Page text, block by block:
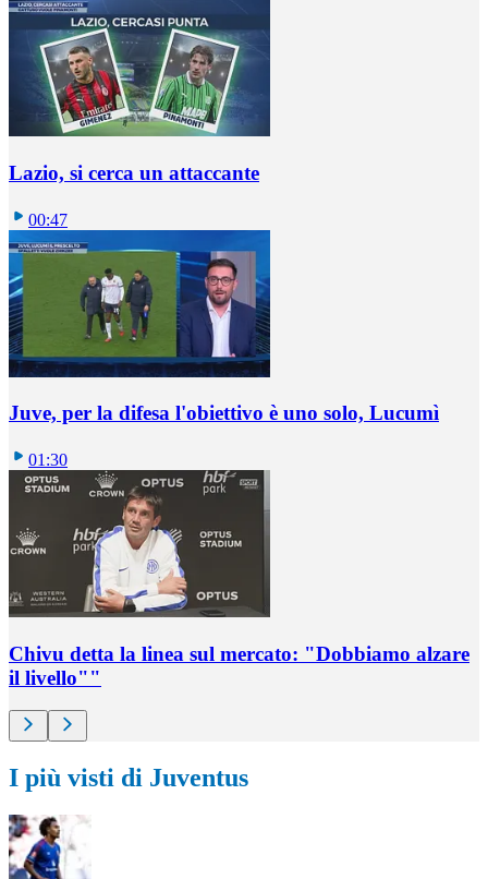
Lazio, si cerca un attaccante
00:47
Juve, per la difesa l'obiettivo è uno solo, Lucumì
01:30
Chivu detta la linea sul mercato: "Dobbiamo alzare
il livello""
I più visti di Juventus